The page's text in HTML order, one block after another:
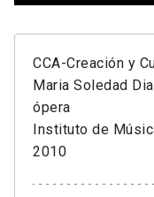
CCA-Creación y
Maria Soledad
ópera
Instituto de
2010